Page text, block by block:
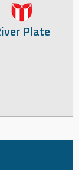
Plate